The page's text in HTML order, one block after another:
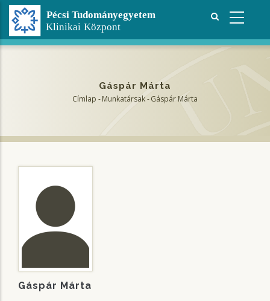
Ugrás
tartalomra
Gáspár Márta
Címlap -Munkatársak-Gáspár Márta
Gáspár Márta